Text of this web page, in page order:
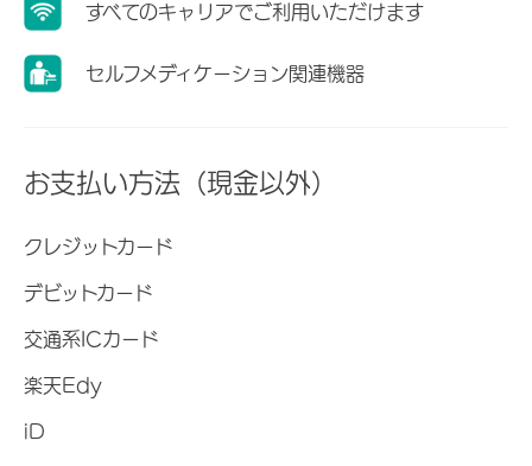
すべてのキャリアでご利用いただけます
セルフメディケーション関連機器
お支払い方法（現金以外）
クレジットカード
デビットカード
交通系ICカード
楽天Edy
iD